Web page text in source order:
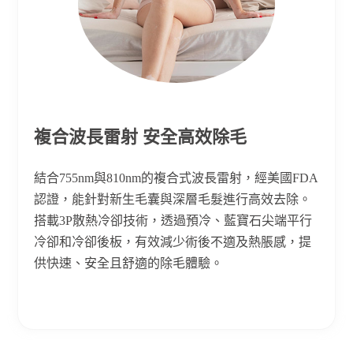
複合波長雷射 安全高效除毛
結合755nm與810nm的複合式波長雷射，經美國FDA
認證，能針對新生毛囊與深層毛髮進行高效去除。
搭載3P散熱冷卻技術，透過預冷、藍寶石尖端平行
冷卻和冷卻後板，有效減少術後不適及熱脹感，提
供快速、安全且舒適的除毛體驗。